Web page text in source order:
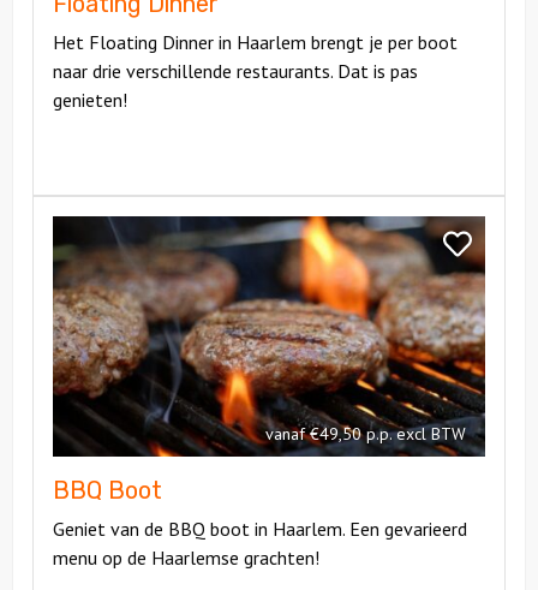
Het Floating Dinner in Haarlem brengt je per boot
naar drie verschillende restaurants. Dat is pas
genieten!
Bekijk
BBQ
Boot
vanaf €49,50 p.p. excl BTW
BBQ Boot
Geniet van de BBQ boot in Haarlem. Een gevarieerd
menu op de Haarlemse grachten!
Bekijk
BBQ
Boot